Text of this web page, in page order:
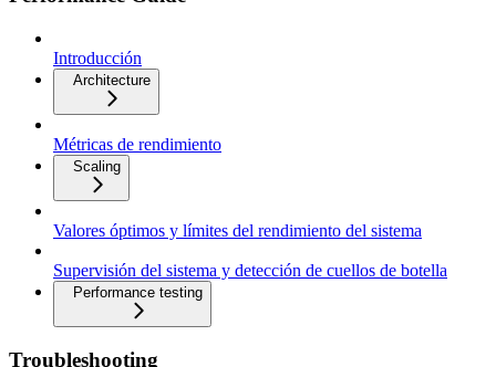
Introducción
Architecture
Métricas de rendimiento
Scaling
Valores óptimos y límites del rendimiento del sistema
Supervisión del sistema y detección de cuellos de botella
Performance testing
Troubleshooting